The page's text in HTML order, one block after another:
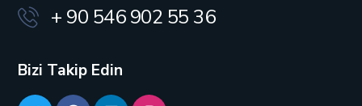
+ 90 546 902 55 36
Bizi Takip Edin